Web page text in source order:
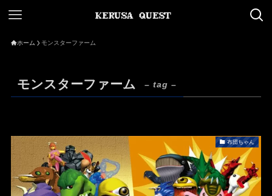
ホーム モンスターファーム
モンスターファーム – tag –
布団ちゃん